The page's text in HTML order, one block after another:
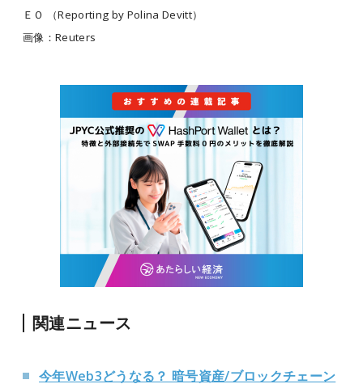
ＥＯ （Reporting by Polina Devitt）
画像：Reuters
関連ニュース
今年Web3どうなる？ 暗号資産/ブロックチェーン